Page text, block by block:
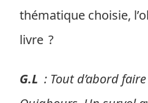
thématique choisie,
livre ?
G.L : Tout d’abord